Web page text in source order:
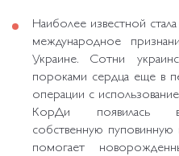
Наиболее известной
международное
Украине. Сотни
пороками сердца еще в
операции с
КорДи появилась
собственную
помогает